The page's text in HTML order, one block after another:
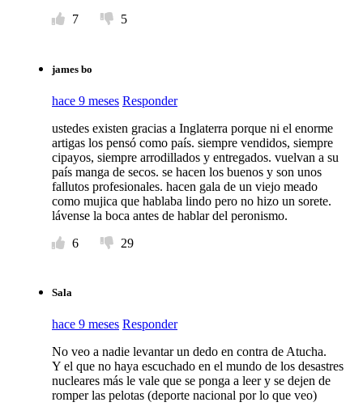
7
5
james bo
hace 9 meses Responder
ustedes existen gracias a Inglaterra porque ni el enorme
artigas los pensó como país. siempre vendidos, siempre
cipayos, siempre arrodillados y entregados. vuelvan a su
país manga de secos. se hacen los buenos y son unos
fallutos profesionales. hacen gala de un viejo meado
como mujica que hablaba lindo pero no hizo un sorete.
lávense la boca antes de hablar del peronismo.
6
29
Sala
hace 9 meses Responder
No veo a nadie levantar un dedo en contra de Atucha.
Y el que no haya escuchado en el mundo de los desastres
nucleares más le vale que se ponga a leer y se dejen de
romper las pelotas (deporte nacional por lo que veo)